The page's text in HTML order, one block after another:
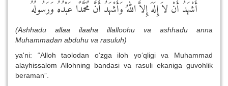
أَشْهَدُ أَنْ لاَ إِلَهَ إِلاَّ اللهُ وَأَشْهَدُ أَنَّ مُحَمَّدًا عَبْدُهُ وَرَسُولُهُ
(Ashhadu allaa ilaaha illalloohu va ashhadu anna
Muhammadan abduhu va rasuluh)
ya'ni: “Alloh taolodan o‘zga iloh yo‘qligi va Muhammad
alayhissalom Allohning bandasi va rasuli ekaniga guvohlik
beraman”.